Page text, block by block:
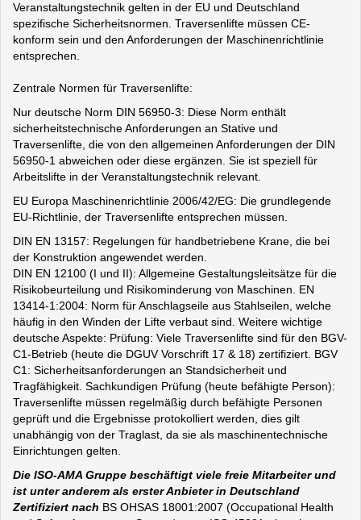
Veranstaltungstechnik gelten in der EU und Deutschland
spezifische Sicherheitsnormen. Traversenlifte müssen CE-
konform sein und den Anforderungen der Maschinenrichtlinie
entsprechen.
Zentrale Normen für Traversenlifte:
Nur deutsche Norm DIN 56950-3: Diese Norm enthält
sicherheitstechnische Anforderungen an Stative und
Traversenlifte, die von den allgemeinen Anforderungen der DIN
56950-1 abweichen oder diese ergänzen. Sie ist speziell für
Arbeitslifte in der Veranstaltungstechnik relevant.
EU Europa Maschinenrichtlinie 2006/42/EG: Die grundlegende
EU-Richtlinie, der Traversenlifte entsprechen müssen.
DIN EN 13157: Regelungen für handbetriebene Krane, die bei
der Konstruktion angewendet werden.
DIN EN 12100 (I und II): Allgemeine Gestaltungsleitsätze für die
Risikobeurteilung und Risikominderung von Maschinen. EN
13414-1:2004: Norm für Anschlagseile aus Stahlseilen, welche
häufig in den Winden der Lifte verbaut sind. Weitere wichtige
deutsche Aspekte: Prüfung: Viele Traversenlifte sind für den BGV-
C1-Betrieb (heute die DGUV Vorschrift 17 & 18) zertifiziert. BGV
C1: Sicherheitsanforderungen an Standsicherheit und
Tragfähigkeit. Sachkundigen Prüfung (heute befähigte Person):
Traversenlifte müssen regelmäßig durch befähigte Personen
geprüft und die Ergebnisse protokolliert werden, dies gilt
unabhängig von der Traglast, da sie als maschinentechnische
Einrichtungen gelten.
Die ISO-AMA Gruppe beschäftigt viele freie Mitarbeiter und
ist unter anderem als erster Anbieter in Deutschland
Zertifiziert nach BS OHSAS 18001:2007 (Occupational Health